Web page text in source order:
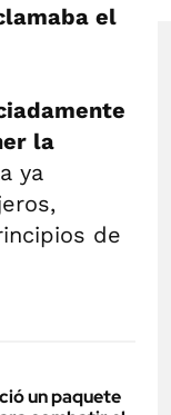
el
la
ya
de
un paquete